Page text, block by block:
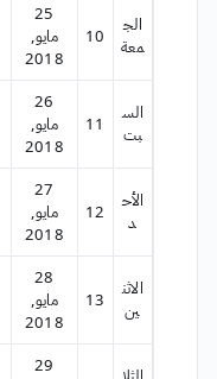
الج
معة
10
25
مايو,
2018
الس
بت
11
26
مايو,
2018
الأح
د
12
27
مايو,
2018
الاثن
ين
13
28
مايو,
2018
29